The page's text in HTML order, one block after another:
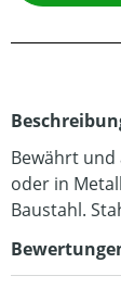
Bewährt und
oder in
Baustahl.